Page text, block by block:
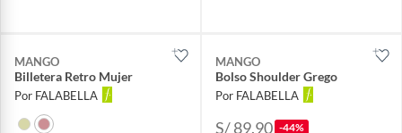
MANGO
Billetera Retro Mujer
Por FALABELLA
MANGO
Bolso Shoulder Grego
Por FALABELLA
S/ 89.90 -44%